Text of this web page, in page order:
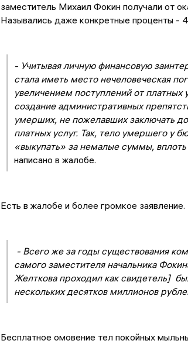
заместитель Михаил Фокин получали от
Назывались даже конкретные проценты -
- Учитывая личную финансовую
стала иметь место нечеловеческая
увеличением поступлений от платных
создание административных
умерших, не пожелавших заключать
платных услуг. Так, тело умершего у
«выкупать» за немалые суммы,
написано в жалобе.
Есть в жалобе и более громкое заявление.
- Всего же за годы существования
самого заместителя начальника
Желткова проходил как свидетель]
нескольких десятков миллионов
Бесплатное омовение тел покойных